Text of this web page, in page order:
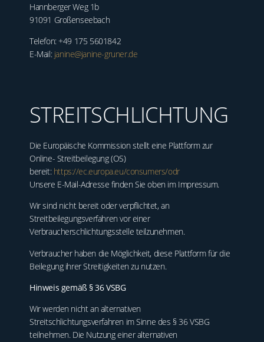
Hannberger Weg 1b
91091 Großenseebach
Telefon: +49 175 5601842
E-Mail: janine@janine-gruner.de
STREITSCHLICHTUNG
Die Europäische Kommission stellt eine Plattform zur
Online- Streitbeilegung (OS)
bereit: https://ec.europa.eu/consumers/odr
Unsere E-Mail-Adresse finden Sie oben im Impressum.
Wir sind nicht bereit oder verpflichtet, an
Streitbeilegungsverfahren vor einer
Verbraucherschlichtungsstelle teilzunehmen.
Verbraucher haben die Möglichkeit, diese Plattform für die
Beilegung ihrer Streitigkeiten zu nutzen.
Hinweis gemäß § 36 VSBG
Wir werden nicht an alternativen
Streitschlichtungsverfahren im Sinne des § 36 VSBG
teilnehmen. Die Nutzung einer alternativen